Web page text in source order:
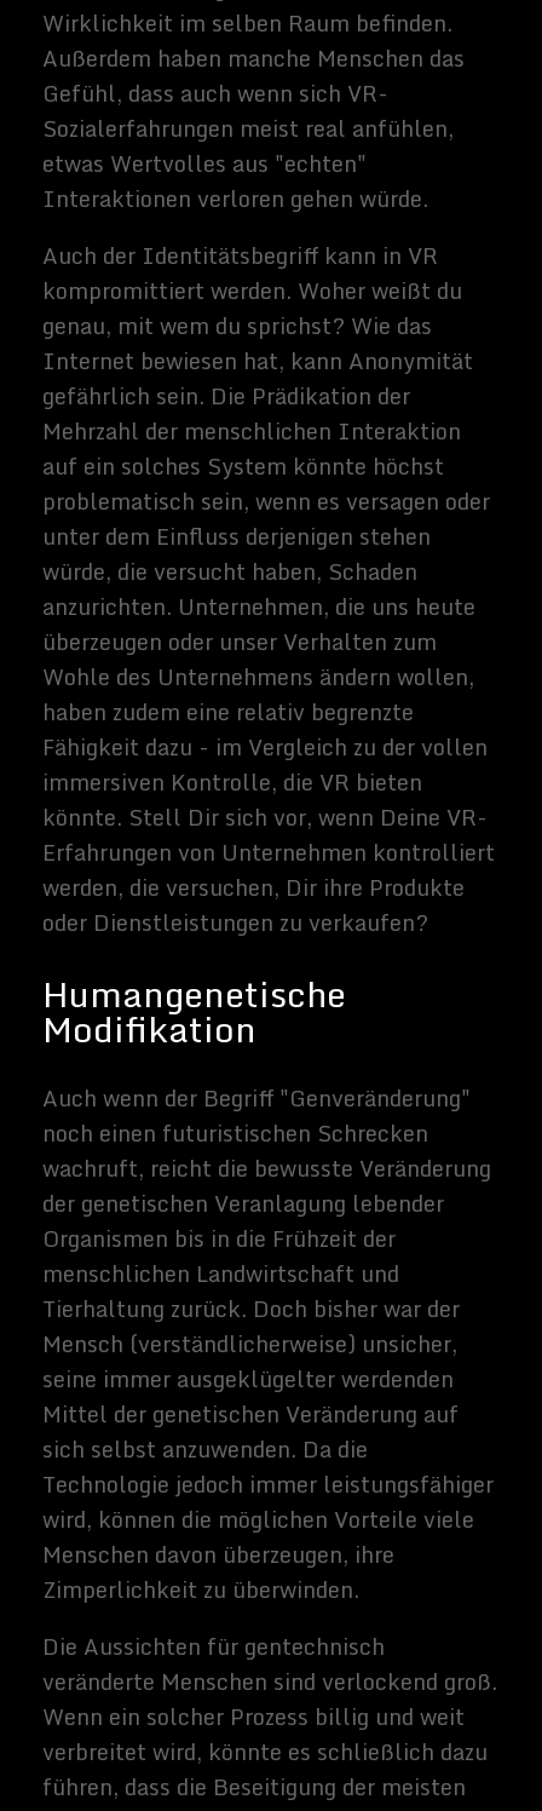
Kolonisierung ist es unwahrscheinlich, dass
in den nächsten Jahrzehnten viele
Menschen auf den Mond oder Mars
umziehen werden. Die frühesten Kolonien
dürften sehr klein und wissenschaftlich
sein, um die Bedingungen ihrer
unwirtlichen Umgebung genau zu studieren
und nachhaltige Systeme zu entwickeln.
Andere Raumkolonien könnten jedoch
kommerzieller sein: Eine kleine, aber
wachsende Industrie plant, Asteroiden für
Wasser, Edelmetalle und andere
Ressourcen abzubauen.
Beide Arten von Kolonien könnten eine
treibende Kraft hinter einer Vielzahl von
technologischen Fortschritten sein und
sogar einige der materiellen Mängel, denen
die menschliche Zivilisation auf der Erde in
den kommenden Jahrzehnten ausgesetzt
sein könnte, beheben. Wenn auch nur
vergleichsweise kleine Kolonien genügend
zahlreich wachsen, könnten sie sich als
wichtiges Bollwerk gegen eine
artenzerstörerische Katastrophe auf
unserer Heimatwelt erweisen.
Die Raumfahrt wird wahrscheinlich nicht
die katastrophale Fehlzündung
hervorrufen, die viele der anderen von uns
diskutierten Technologien hervorrufen
könnten - abgesehen von der
unwahrscheinlichen Möglichkeit einer
exotischen, weltraumgestützten Krankheit,
die mit zurückkehrenden Kolonisten auf die
Erde verbreitet.
Das Ende des natürlichen
Das Abbremsen oder Stoppen des
natürlichen Alterungsprozesses ist ein sehr
Jahren zurück. Gegen den
Alterungsprozess selbst war für viele in der
modernen Medizin kein expliziter Fokus,
aber da sich die medizinische Wissenschaft
und Technologie verbessert hat, sind die
durchschnittlichen Lebenserwartungen
dramatisch gestiegen. Die Frage, ob das
biologische Altern selbst verhaftet werden
kann, ist nach wie vor umstritten, aber eine
kleine Gemeinschaft von Wissenschaftlern
- wie etwa die der SENS Research
Foundation - versucht bereits Wege zu
finden.
Wenn sie erfolgreich sein sollten, und
Anti-Aging-Behandlungen weit und breit
verfügbar werden, könnten ihre
Auswirkungen tiefgreifend sein. Solche
Behandlungen würden wahrscheinlich
nichts nahe bei Unsterblichkeit
konferieren - Menschen würden noch für
Gewalttätigkeit und so weiter anfällig sein.
Obwohl es wert ist, zu beachten, dass das
Altern der Hauptrisikofaktor in einer
Vielzahl von Krankheiten ist, von denen
viele viel weniger verbreitet werden
würden, wenn die Bevölkerung das
natürliche Altern stoppen sollten.